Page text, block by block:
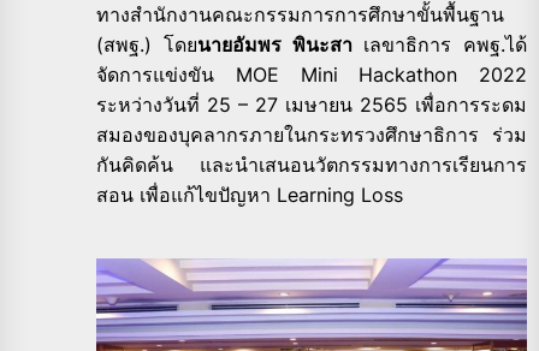
ทางสำนักงานคณะกรรมการการศึกษาขั้นพื้นฐาน
(สพฐ.) โดยนายอัมพร พินะสาเลขาธิการ คพฐ.ได้
จัดการแข่งขัน MOE Mini Hackathon 2022
ระหว่างวันที่ 25 – 27 เมษายน 2565 เพื่อการระดม
สมองของบุคลากรภายในกระทรวงศึกษาธิการ ร่วม
กันคิดค้น และนำเสนอนวัตกรรมทางการเรียนการ
สอน เพื่อแก้ไขปัญหา Learning Loss